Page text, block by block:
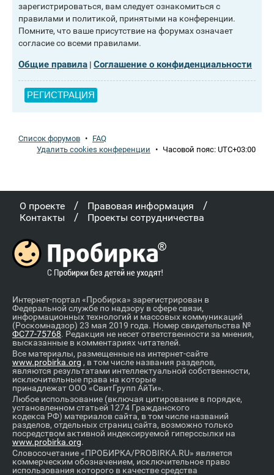
зарегистрироваться, вам следует ознакомиться с
правилами и политикой, принятыми на конференции.
Помните, что ваше присутствие на форумах означает
согласие со всеми правилами.
Общие правила | Соглашение о конфиденциальности
РЕГИСТРАЦИЯ
Список форумов • FAQ
Удалить cookies конференции • Часовой пояс: UTC+03:00
О проекте / Правовая информация /
Контакты / Проекты сотрудничества
Интернет-портал «Пробирка» зарегистрирован в
Федеральной службе по надзору в сфере связи,
информационных технологий и массовых коммуникаций
(Роскомнадзор) 23 мая 2019 года. Номер свидетельства №
ФС77-75768. Редакция не несет ответственности за мнения,
высказанные в комментариях читателей.
Все материалы, размещенные на интернет-сайте
www.probirka.org , в том числе названия разделов,
являются результатами интеллектуальной собственности,
исключительные права на которые
принадлежат ООО «СвитГрупп АйТи».
Любое использование (включая цитирование в порядке,
установленном статьей 1274 Гражданского
кодекса РФ) материалов сайта, в том числе названий
разделов, отдельных страниц сайта, возможно только
посредством активной индексируемой гиперссылки на
www.probirka.org.
Словосочетание «ПРОБИРКА/PROBIRKA.RU» является
коммерческим обозначением, исключительное право
использования которого в качестве средства